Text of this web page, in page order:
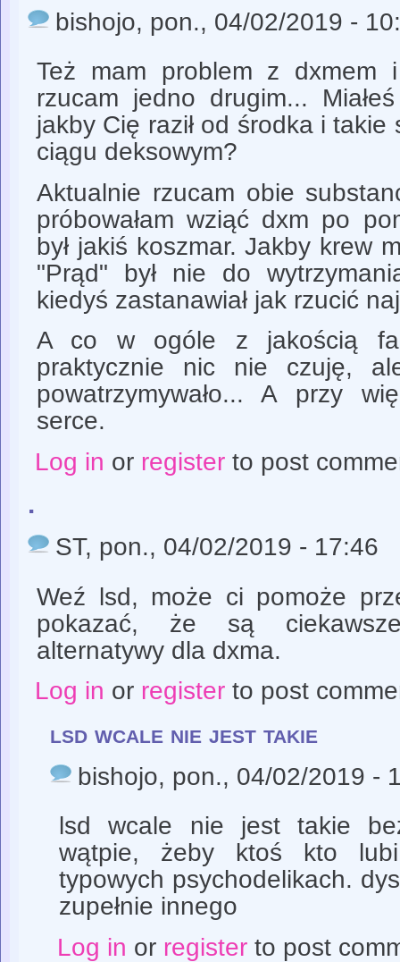
bishojo, pon., 04/02/2019 -
Też mam problem z dxmem
rzucam jedno drugim...
jakby Cię raził od środka i
ciągu deksowym?
Aktualnie rzucam obie
próbowałam wziąć dxm po
był jakiś koszmar. Jakby krew
"Prąd" był nie do
kiedyś zastanawiał jak rzucić
A co w ogóle z jakością
praktycznie nic nie czuję,
powatrzymywało... A przy
serce.
Log in or registerto post
.
ST, pon., 04/02/2019 - 17:46
Weź lsd, może ci pomoże
pokazać, że są
alternatywy dla dxma.
Log in or registerto post
lsd wcale nie jest takie
bishojo, pon., 04/02/2019 -
lsd wcale nie jest takie
wątpie, żeby ktoś kto
typowych psychodelikach.
zupełnie innego
Log in or registerto post